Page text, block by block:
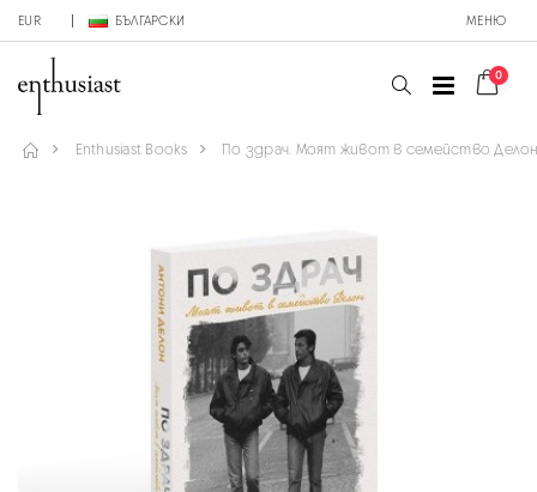
EUR БЪЛГАРСКИ МЕНЮ
0
Enthusiast Books По здрач. Моят живот в семейство